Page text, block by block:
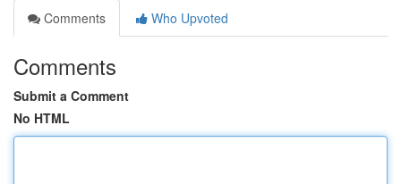
Comments
Who Upvoted
Comments
Submit a Comment
No HTML